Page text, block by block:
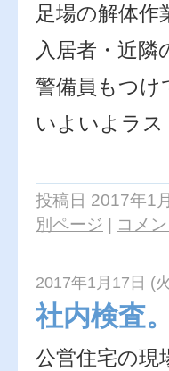
足場の解体作
入居者・近
警備員もつけ
いよいよラ
投稿日 2017年1
別ページ | コメ
2017年1月17日 (
社内検査。
公営住宅の現